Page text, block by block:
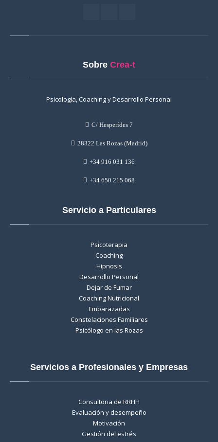
Sobre Crea-t
Psicología, Coaching y Desarrollo Personal
C/ Hesperídes 7
28322 Las Rozas (Madrid)
+34 916 031 136
+34 650 215 068
Servicio a Particulares
Psicoterapia
Coaching
Hipnosis
Desarrollo Personal
Dejar de Fumar
Coaching Nutricional
Embarazadas
Constelaciones Familiares
Psicólogo en las Rozas
Servicios a Profesionales y Empresas
Consultoria de RRHH
Evaluación y desempeño
Motivación
Gestión del estrés